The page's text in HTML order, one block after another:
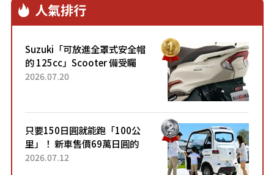
人氣排行
Suzuki「可放進全罩式安全帽
的 125cc」Scooter 備受矚
目！採用全新流線設計與各項
2026.07.20
只要150日圓就能跑「100公
里」！ 新車售價69萬日圓的
「3人座」Trike大受歡迎！ 順
2026.07.12